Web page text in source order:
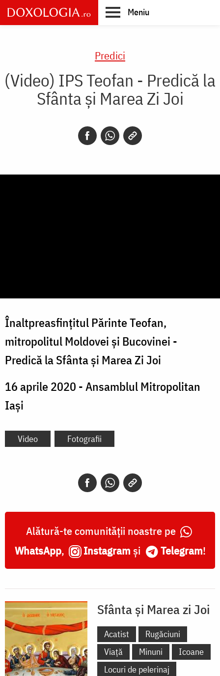
Skip
to
main
Meniu
Predici
(Video) IPS Teofan - Predică la
Sfânta și Marea Zi Joi
Înaltpreasfințitul Părinte Teofan,
mitropolitul Moldovei și Bucovinei -
Predică la Sfânta și Marea Zi Joi
16 aprile 2020 - Ansamblul Mitropolitan
Iași
Video Fotografii
Alătură-te comunității noastre pe
WhatsApp, Instagram și Telegram!
Sfânta și Marea zi Joi
Acatist
Rugăciuni
Viață
Minuni
Icoane
Locuri de pelerinaj